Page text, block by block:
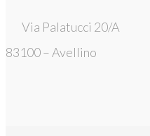
Via Palatucci 20/A
83100 – Avellino